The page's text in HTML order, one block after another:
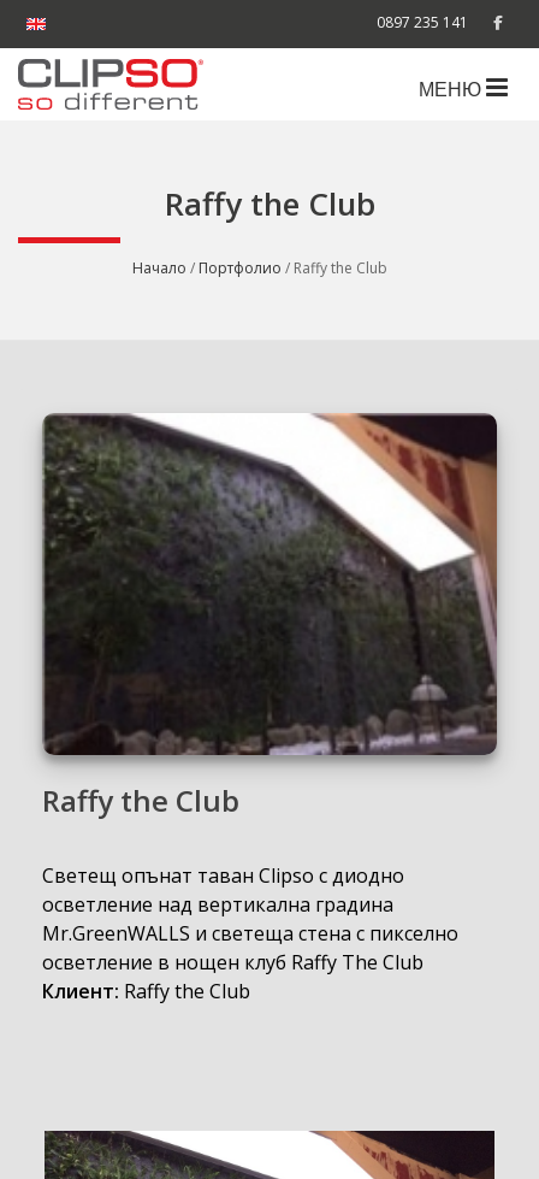
0897 235 141
МЕНЮ
Raffy the Club
Начало / Портфолио / Raffy the Club
Raffy the Club
Светещ опънат таван Clipso с диодно
осветление над вертикална градина
Mr.GreenWALLS и светеща стена с пикселно
осветление в нощен клуб Raffy The Club
Клиент: Raffy the Club